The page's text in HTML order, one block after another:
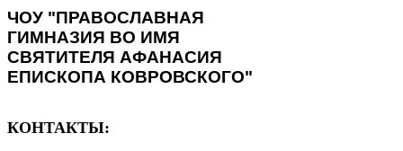
ЧОУ "ПРАВОСЛАВНАЯ
ГИМНАЗИЯ ВО ИМЯ
СВЯТИТЕЛЯ АФАНАСИЯ
ЕПИСКОПА КОВРОВСКОГО"
КОНТАКТЫ: